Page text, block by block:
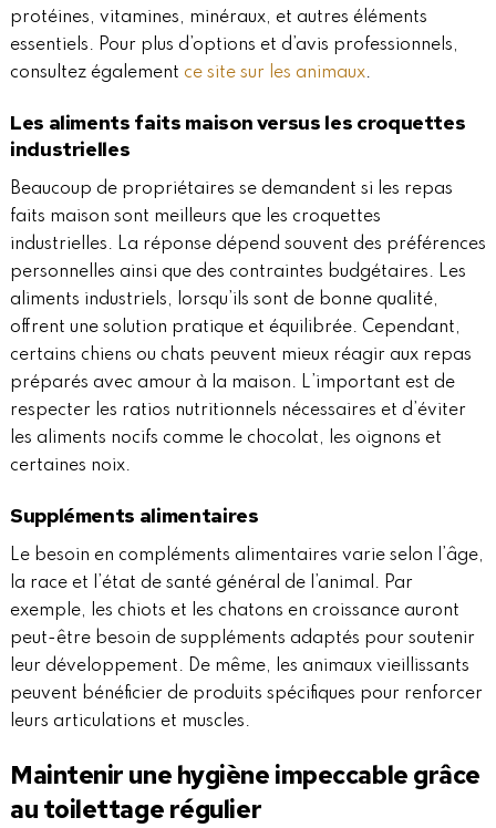
protéines, vitamines, minéraux, et autres éléments
essentiels. Pour plus d’options et d’avis professionnels,
consultez également ce site sur les animaux.
Les aliments faits maison versus les croquettes
industrielles
Beaucoup de propriétaires se demandent si les repas
faits maison sont meilleurs que les croquettes
industrielles. La réponse dépend souvent des préférences
personnelles ainsi que des contraintes budgétaires. Les
aliments industriels, lorsqu’ils sont de bonne qualité,
offrent une solution pratique et équilibrée. Cependant,
certains chiens ou chats peuvent mieux réagir aux repas
préparés avec amour à la maison. L’important est de
respecter les ratios nutritionnels nécessaires et d’éviter
les aliments nocifs comme le chocolat, les oignons et
certaines noix.
Suppléments alimentaires
Le besoin en compléments alimentaires varie selon l’âge,
la race et l’état de santé général de l’animal. Par
exemple, les chiots et les chatons en croissance auront
peut-être besoin de suppléments adaptés pour soutenir
leur développement. De même, les animaux vieillissants
peuvent bénéficier de produits spécifiques pour renforcer
leurs articulations et muscles.
Maintenir une hygiène impeccable grâce
au toilettage régulier